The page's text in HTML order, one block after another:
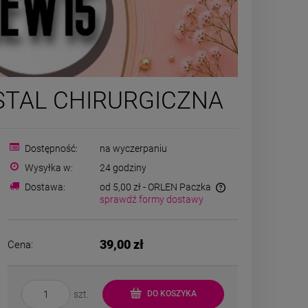
ZESTAW - dwa srebrne
naszyjniki
zobacz więcej
CHIRURGICZNA
Dostępność:
na wyczerpaniu
Wysyłka w:
24 godziny
Dostawa:
od 5,00 zł- ORLEN Paczka
sprawdź formy dostawy
Cena: 39,00 zł
szt. DO KOSZYKA